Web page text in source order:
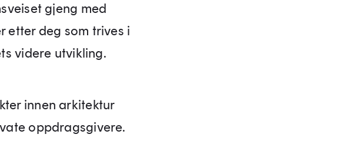
gjeng med
etter deg som trives i
videre utvikling.
innen arkitektur
oppdragsgivere.